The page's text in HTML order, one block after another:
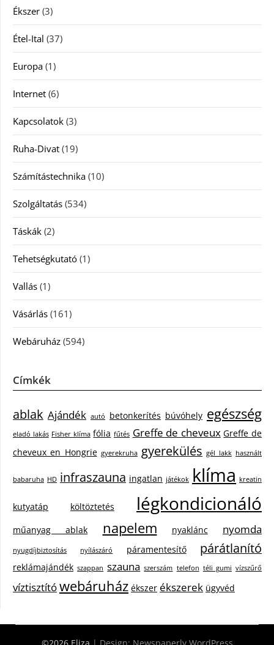
Ékszer (3)
Étel-Ital (37)
Europa (1)
Internet (6)
Kapcsolatok (3)
Ruha-Divat (19)
Számítástechnika (10)
Szolgáltatás (534)
Táskák (2)
Tehetségkutató (1)
Vallás (1)
Vásárlás (161)
Webáruház (594)
Címkék
ablak Ajándék autó betonkerítés búvóhely egészség
eladó lakás Fisher klíma fólia fűtés Greffe de cheveux Greffe de
cheveux en Hongrie gyerekruha gyerekülés gél lakk használt
babaruha HD infraszauna ingatlan játékok klíma kreatin
kutyatáp költöztetés légkondicionáló
műanyag ablak napelem nyaklánc nyomda
nyugdíjbiztosítás nyílászáró páramentesítő párátlanító
reklámajándék szappan szauna szerszám telefon téli gumi vízszűrő
víztisztítówebáruház ékszer ékszerek ügyvéd